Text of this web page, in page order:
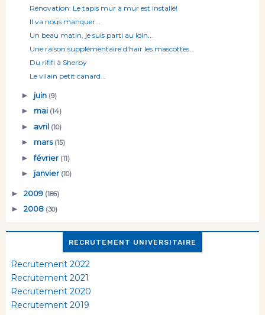
Rénovation: Le tapis mur à mur est installé!
Il va nous manquer...
Un beau matin, je suis parti au loin...
Une raison supplémentaire d'haïr les mascottes...
Du rififi à Sherby
Le vilain petit canard...
► juin (9)
► mai (14)
► avril (10)
► mars (15)
►février (11)
► janvier (10)
► 2009 (186)
► 2008 (30)
RECRUTEMENT UNIVERSITAIRE
Recrutement 2022
Recrutement 2021
Recrutement 2020
Recrutement 2019